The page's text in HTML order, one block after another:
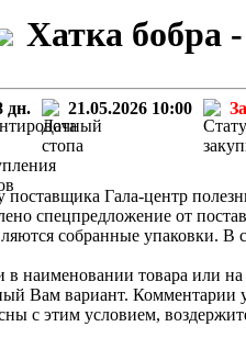
Хатка бобра
дн. 21.05.2026 10:00
поставщика Гала-центр
спецпредложение от
собранные упаковки. В
наименовании товара или
Вам вариант. Комментарии
с этим условием,